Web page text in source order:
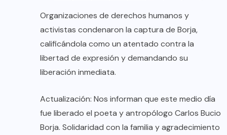
Organizaciones de derechos humanos y
activistas condenaron la captura de Borja,
calificándola como un atentado contra la
libertad de expresión y demandando su
liberación inmediata.
Actualización: Nos informan que este medio día
fue liberado el poeta y antropólogo Carlos Bucio
Borja. Solidaridad con la familia y agradecimiento